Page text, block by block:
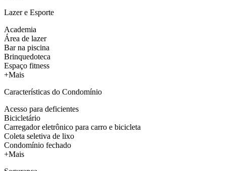
Lazer e Esporte
Academia
Área de lazer
Bar na piscina
Brinquedoteca
Espaço fitness
+Mais
Características do Condomínio
Acesso para deficientes
Bicicletário
Carregador eletrônico para carro e bicicleta
Coleta seletiva de lixo
Condomínio fechado
+Mais